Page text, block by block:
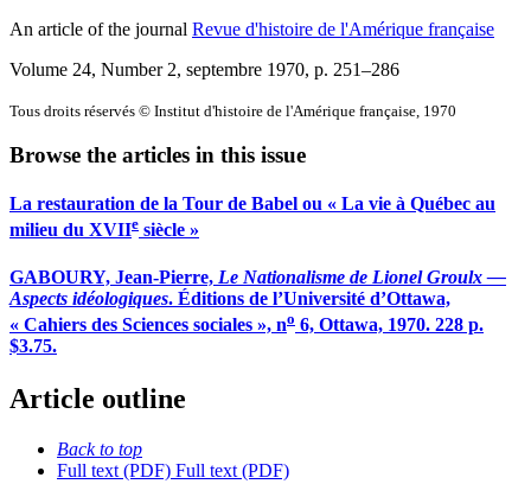
An article of the journal Revue d'histoire de l'Amérique française
Volume 24, Number 2, septembre 1970, p. 251–286
Tous droits réservés © Institut d'histoire de l'Amérique française, 1970
Browse the articles in this issue
La restauration de la Tour de Babel ou « La vie à Québec au
milieu du XVIIe siècle »
GABOURY, Jean-Pierre, Le Nationalisme de Lionel Groulx —
Aspects idéologiques. Éditions de l’Université d’Ottawa,
« Cahiers des Sciences sociales », no 6, Ottawa, 1970. 228 p.
$3.75.
Article outline
Back to top
Full text (PDF) Full text (PDF)